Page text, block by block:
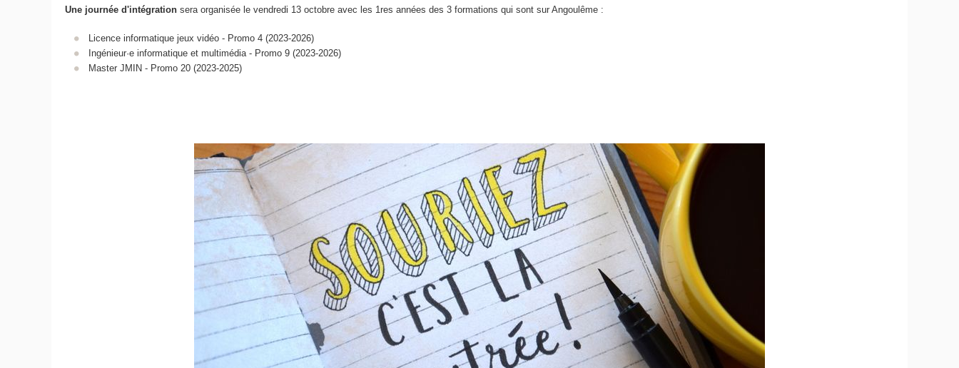
Une journée d'intégration sera organisée le vendredi 13 octobre avec les 1res années des 3 formations qui sont sur Angoulême :
Licence informatique jeux vidéo - Promo 4 (2023-2026)
Ingénieur·e informatique et multimédia - Promo 9 (2023-2026)
Master JMIN - Promo 20 (2023-2025)